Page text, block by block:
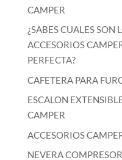
CAMPER
¿SABES CUALES SON
ACCESORIOS
PERFECTA?
CAFETERA PARA
ESCALON
CAMPER
ACCESORIOS
NEVERA